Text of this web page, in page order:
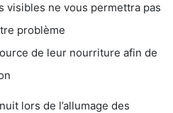
visibles ne vous permettra pas
problème
de leur nourriture afin de
lors de l’allumage des